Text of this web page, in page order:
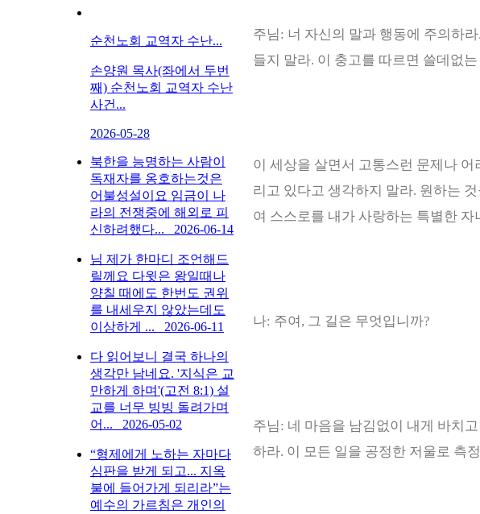
순천노회 교역자 수난...
손양원 목사(좌에서 두번
째) 순천노회 교역자 수난
사건...
2026-05-28
북한을 능명하는 사람이
독재자를 옹호하는것은
어불성설이요 임금이 나
라의 전쟁중에 해외로 피
신하려했다...
2026-06-14
님 제가 한마디 조언해드
릴께요 다윗은 왕일때나
양칠 때에도 한번도 권위
를 내세우지 않았는데도
이상하게 ...
2026-06-11
다 읽어보니 결국 하나의
생각만 남네요. '지식은 교
만하게 하며'(고전 8:1) 설
교를 너무 빙빙 돌려가며
어...
2026-05-02
“형제에게 노하는 자마다
심판을 받게 되고... 지옥
불에 들어가게 되리라”는
예수의 가르침은 개인의
주님: 너 자신의 말과 행동에 주의하라.
들지 말라. 이 충고를 따르면 쓸데없
이 세상을 살면서 고통스런 문제나
리고 있다고 생각하지 말라. 원하는
여 스스로를 내가 사랑하는 특별한
나: 주여 , 그 길은 무엇입니까?
주님: 네 마음을 남김없이 내게 바치고
하라. 이 모든 일을 공정한 저울로 측